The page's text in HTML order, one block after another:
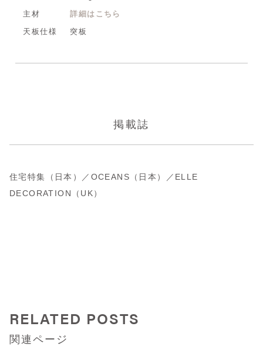
主材
詳細はこちら
天板仕様
突板
掲載誌
住宅特集（日本）／OCEANS（日本）／ELLE
DECORATION（UK）
RELATED POSTS
関連ページ